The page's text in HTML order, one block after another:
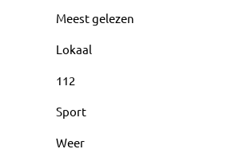
Meest gelezen
Lokaal
112
Sport
Weer